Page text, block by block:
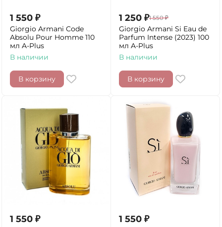
1 550 ₽
Giorgio Armani Code
Absolu Pour Homme 110
мл A-Plus
В наличии
В корзину
1 250 ₽1 550 ₽
Giorgio Armani Si Eau de
Parfum Intense (2023) 100
мл A-Plus
В наличии
В корзину
1 550 ₽ 1 550 ₽